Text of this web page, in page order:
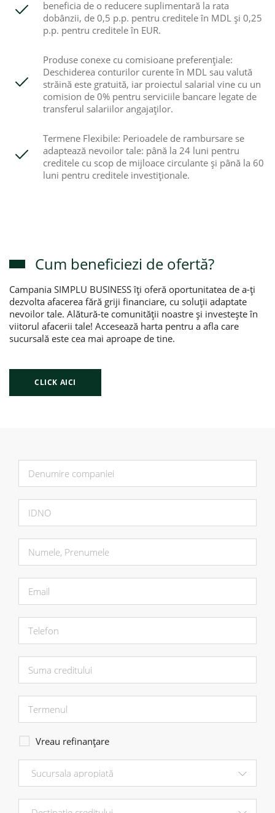
beneficia de o reducere suplimentară la rata
dobânzii, de 0,5 p.p. pentru creditele în MDL și 0,25
p.p. pentru creditele în EUR.
Produse conexe cu comisioane preferențiale:
Deschiderea conturilor curente în MDL sau valută
străină este gratuită, iar proiectul salarial vine cu un
comision de 0% pentru serviciile bancare legate de
transferul salariilor angajaților.
Termene Flexibile: Perioadele de rambursare se
adaptează nevoilor tale: până la 24 luni pentru
creditele cu scop de mijloace circulante și până la 60
luni pentru creditele investiționale.
Cum beneficiezi de ofertă?
Campania SIMPLU BUSINESS îți oferă oportunitatea de a-ți
dezvolta afacerea fără griji financiare, cu soluții adaptate
nevoilor tale. Alătură-te comunității noastre și investește în
viitorul afacerii tale! Accesează harta pentru a afla care
sucursală este cea mai aproape de tine.
CLICK AICI
Vreau refinanțare